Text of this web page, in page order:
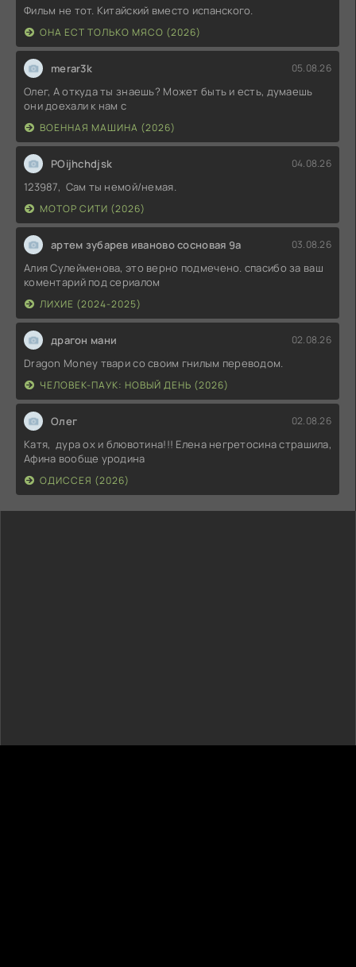
Фильм не тот. Китайский вместо испанского.
ОНА ЕСТ ТОЛЬКО МЯСО (2026)
merar3k 05.08.26
Олег, А откуда ты знаешь? Может быть и есть, думаешь
они доехали к нам с
ВОЕННАЯ МАШИНА (2026)
POijhchdjsk 04.08.26
123987, Сам ты немой/немая.
МОТОР СИТИ (2026)
артем зубарев иваново сосновая 9а 03.08.26
Алия Сулейменова, это верно подмечено. спасибо за ваш
коментарий под сериалом
ЛИХИЕ (2024-2025)
драгон мани 02.08.26
Dragon Money твари со своим гнилым переводом.
ЧЕЛОВЕК-ПАУК: НОВЫЙ ДЕНЬ (2026)
Олег 02.08.26
Катя, дура ох и блювотина!!! Елена негретосина страшила,
Афина вообще уродина
ОДИССЕЯ (2026)